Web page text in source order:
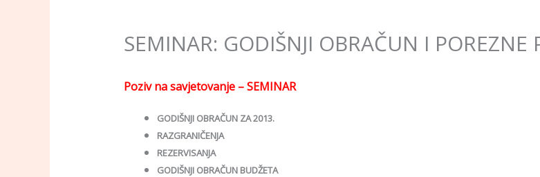
SEMINAR: GODIŠNJI OBRAČUN I POREZNE
Poziv na savjetovanje – SEMINAR
GODIŠNJI OBRAČUN ZA 2013.
RAZGRANIČENJA
REZERVISANJA
GODIŠNJI OBRAČUN BUDŽETA